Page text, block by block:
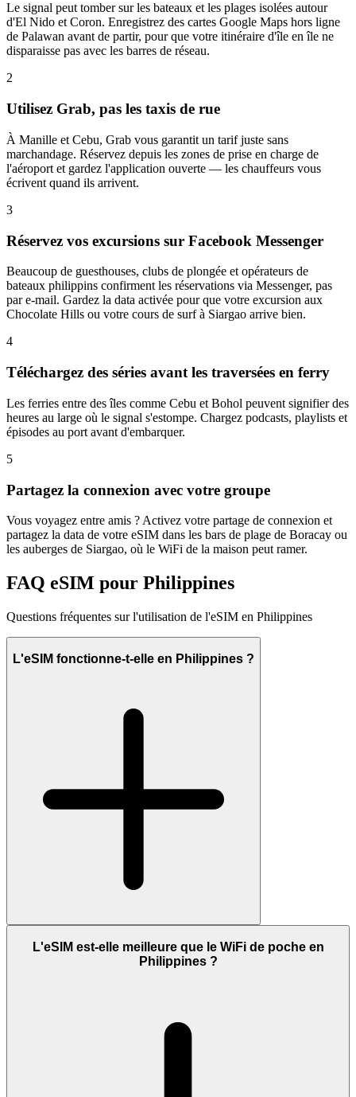
Le signal peut tomber sur les bateaux et les plages isolées autour
d'El Nido et Coron. Enregistrez des cartes Google Maps hors ligne
de Palawan avant de partir, pour que votre itinéraire d'île en île ne
disparaisse pas avec les barres de réseau.
2
Utilisez Grab, pas les taxis de rue
À Manille et Cebu, Grab vous garantit un tarif juste sans
marchandage. Réservez depuis les zones de prise en charge de
l'aéroport et gardez l'application ouverte — les chauffeurs vous
écrivent quand ils arrivent.
3
Réservez vos excursions sur Facebook Messenger
Beaucoup de guesthouses, clubs de plongée et opérateurs de
bateaux philippins confirment les réservations via Messenger, pas
par e-mail. Gardez la data activée pour que votre excursion aux
Chocolate Hills ou votre cours de surf à Siargao arrive bien.
4
Téléchargez des séries avant les traversées en ferry
Les ferries entre des îles comme Cebu et Bohol peuvent signifier des
heures au large où le signal s'estompe. Chargez podcasts, playlists et
épisodes au port avant d'embarquer.
5
Partagez la connexion avec votre groupe
Vous voyagez entre amis ? Activez votre partage de connexion et
partagez la data de votre eSIM dans les bars de plage de Boracay ou
les auberges de Siargao, où le WiFi de la maison peut ramer.
FAQ eSIM pour Philippines
Questions fréquentes sur l'utilisation de l'eSIM en Philippines
L'eSIM fonctionne-t-elle en Philippines ?
L'eSIM est-elle meilleure que le WiFi de poche en
Philippines ?